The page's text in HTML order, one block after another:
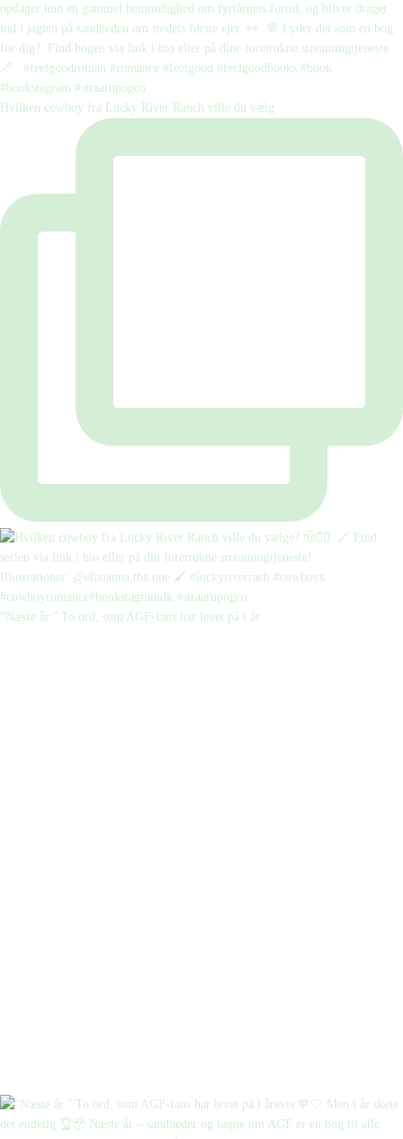
Hvilken cowboy fra Lucky River Ranch ville du vælg
“Næste år.” To ord, som AGF-fans har levet på i år